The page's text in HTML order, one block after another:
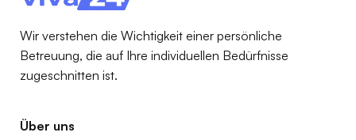
Wir verstehen die Wichtigkeit einer persönliche
Betreuung, die auf Ihre individuellen Bedürfnisse
zugeschnitten ist.
Über uns